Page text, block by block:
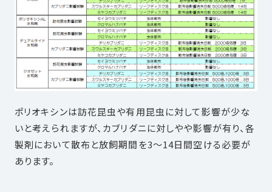
ポリオキシンは訪花昆虫や有用昆虫に対して影響が少な
いと考えられますが、カブリダニに対しやや影響が有り、各
製剤において散布と放飼期間を3～14日間空ける必要が
あります。